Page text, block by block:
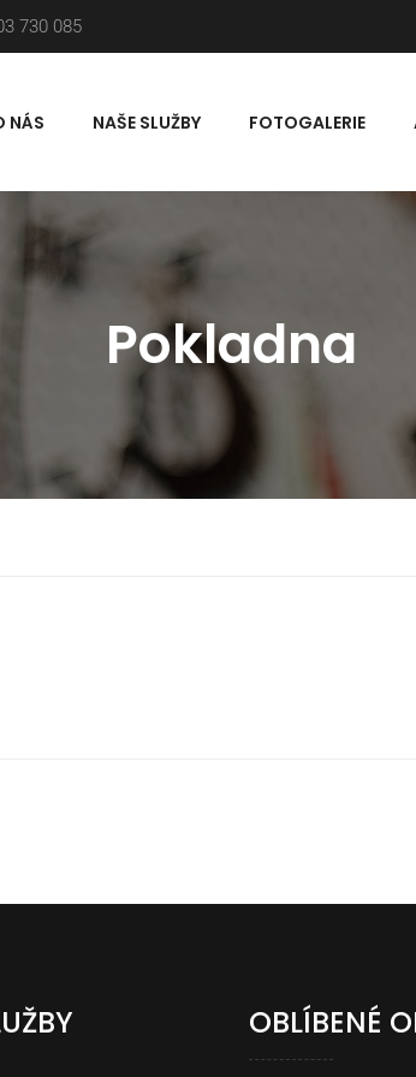
730 085
NÁS NAŠE SLUŽBY FOTOGALERIE
Pokladna
OBLÍBENÉ